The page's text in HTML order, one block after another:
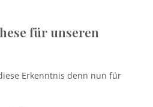
für unseren
Erkenntnis denn nun für